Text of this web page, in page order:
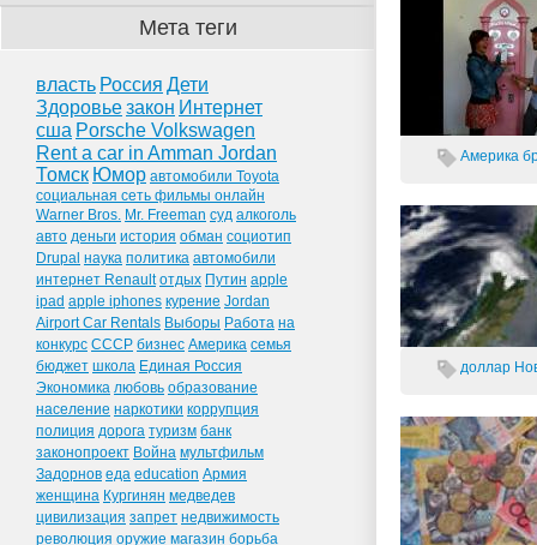
Мета теги
власть Россия Дети
Здоровьезакон Интернет
сша Porsche Volkswagen
Rent a car in Amman Jordan
Томск Юмор автомобили Toyota
социальная сеть фильмы онлайн
Warner Bros. Mr. Freeman суд алкоголь
авто деньги история обман социотип
Drupal наука политика автомобили
интернет Renault отдых Путин apple
ipad apple iphones курение Jordan
Airport Car Rentals Выборы Работа на
конкурс СССР бизнес Америка семья
бюджет школа Единая Россия
Экономика любовь образование
население наркотики коррупция
полиция дорога туризм банк
законопроект Война мультфильм
Задорнов еда education Армия
женщина Кургинян медведев
цивилизация запрет недвижимость
революция оружие магазин борьба
Америка
доллар